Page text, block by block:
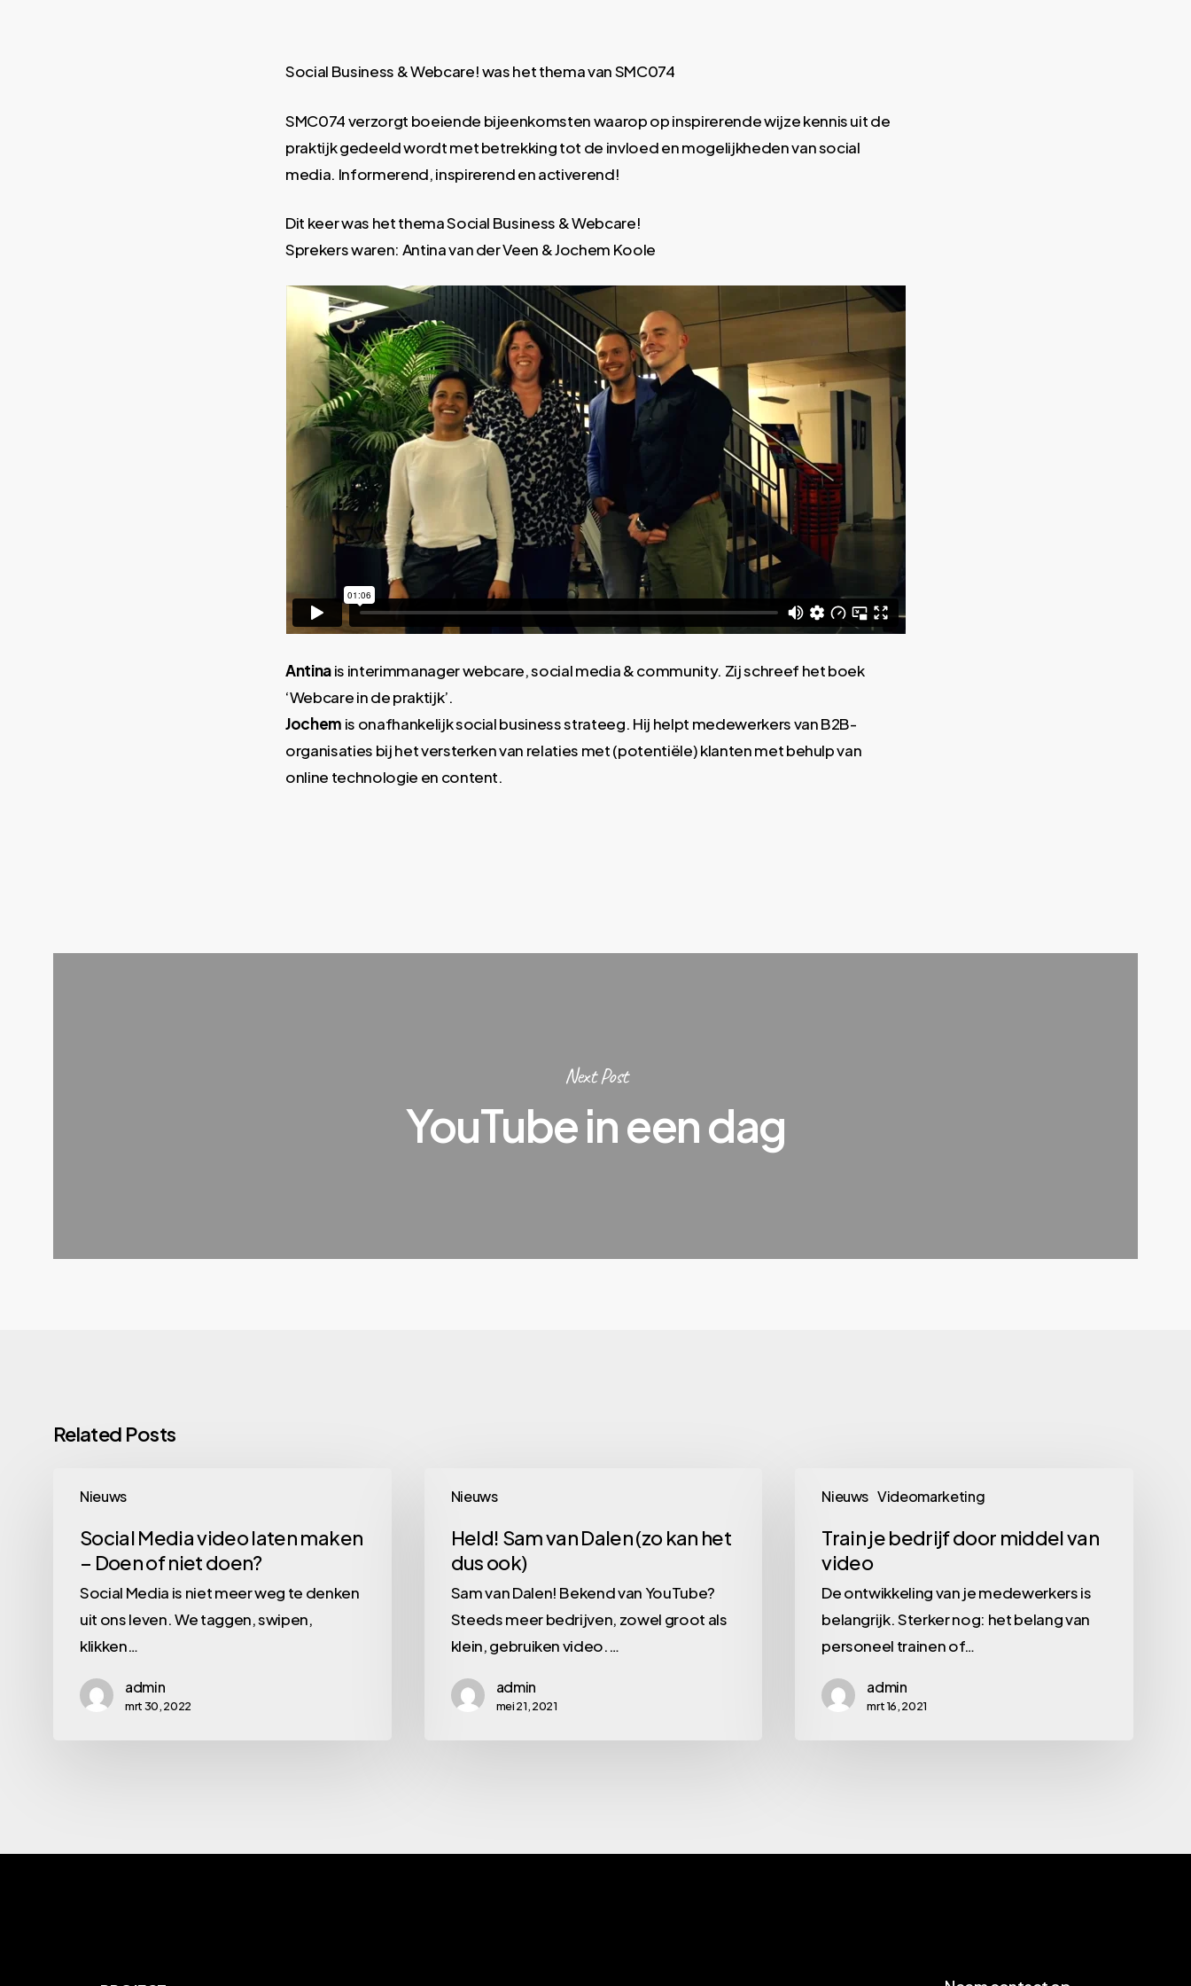
Social Business & Webcare! was het thema van SMC074
SMC074 verzorgt boeiende bijeenkomsten waarop op inspirerende wijze kennis uit de
praktijk gedeeld wordt met betrekking tot de invloed en mogelijkheden van social
media. Informerend, inspirerend en activerend!
Dit keer was het thema Social Business & Webcare!
Sprekers waren: Antina van der Veen & Jochem Koole
Antinais interimmanager webcare, social media & community. Zij schreef het boek
‘Webcare in de praktijk’.
Jochem is onafhankelijk social business strateeg. Hij helpt medewerkers van B2B-
organisaties bij het versterken van relaties met (potentiële) klanten met behulp van
online technologie en content.
Next Post
YouTube in een dag
Related Posts
Nieuws
Media
video
laten
maken
Doen
Social Media video laten maken
– Doen of niet doen?
Social Media is niet meer weg te denken
uit ons leven. We taggen, swipen,
klikken…
admin
mrt 30, 2022
Nieuws
Sam
Dalen
ook)
Held! Sam van Dalen (zo kan het
dus ook)
Sam van Dalen! Bekend van YouTube?
Steeds meer bedrijven, zowel groot als
klein, gebruiken video.…
admin
mei 21, 2021
Nieuws Videomarketing
bedrijf
door
middel
video
Train je bedrijf door middel van
video
De ontwikkeling van je medewerkers is
belangrijk. Sterker nog: het belang van
personeel trainen of…
admin
mrt 16, 2021